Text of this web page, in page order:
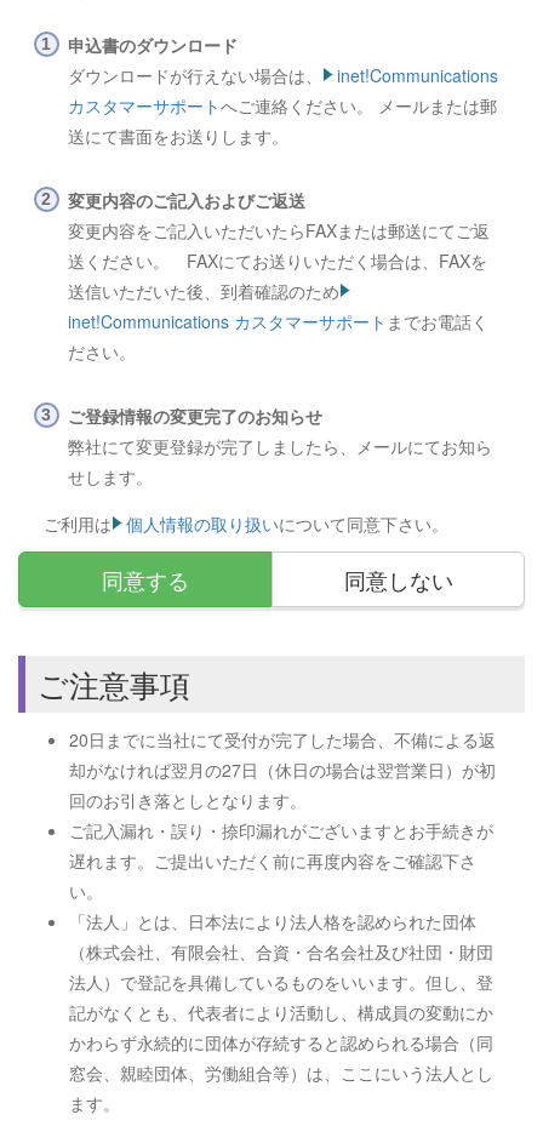
申込書のダウンロード
ダウンロードが行えない場合は、
inet!Communications
カスタマーサポートへご連絡ください。 メールまたは郵
送にて書面をお送りします。
変更内容のご記入およびご返送
変更内容をご記入いただいたらFAXまたは郵送にてご返
送ください。 FAXにてお送りいただく場合は、FAXを
送信いただいた後、到着確認のため
inet!Communications カスタマーサポート までお電話く
ださい。
ご登録情報の変更完了のお知らせ
弊社にて変更登録が完了しましたら、メールにてお知ら
せします。
ご利用は
個人情報の取り扱いについて同意下さい。
同意する 同意しない
ご注意事項
20日までに当社にて受付が完了した場合、不備による返
却がなければ翌月の27日（休日の場合は翌営業日）が初
回のお引き落としとなります。
ご記入漏れ・誤り・捺印漏れがございますとお手続きが
遅れます。ご提出いただく前に再度内容をご確認下さ
い。
「法人」とは、日本法により法人格を認められた団体
（株式会社、有限会社、合資・合名会社及び社団・財団
法人）で登記を具備しているものをいいます。但し、登
記がなくとも、代表者により活動し、構成員の変動にか
かわらず永続的に団体が存続すると認められる場合（同
窓会、親睦団体、労働組合等）は、ここにいう法人とし
ます。